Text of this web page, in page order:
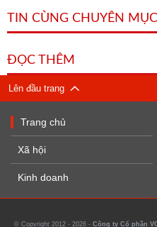
TIN CÙNG CHUYÊN MỤC
ĐỌC THÊM
Lên đầu trang
Trang chủ
Xã hội
Kinh doanh
© Copyright 2012 - 2026 - Công ty Cổ phần